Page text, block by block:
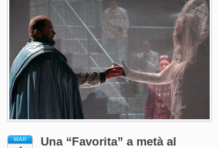
MAR
Una “Favorita” a metà al